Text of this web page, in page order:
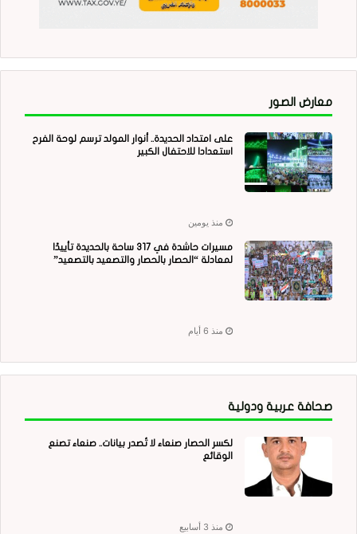
معارض الصور
على امتداد الحديدة.. أنوار المولد ترسم لوحة الفرح
استعدادا للاحتفال الكبير
منذ يومين
مسيرات حاشدة في 317 ساحة بالحديدة تأييدًا
لمعادلة “الحصار بالحصار والتصعيد بالتصعيد”
منذ 6 أيام
صحافة عربية ودولية
لكسر الحصار صنعاء لا تُصدر بيانات.. صنعاء تصنع
الوقائع
منذ 3 أسابيع